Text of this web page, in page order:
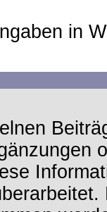
in